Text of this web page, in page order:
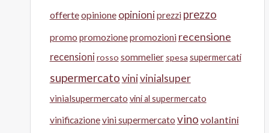
offerteopinione opinioniprezzi prezzo
promo promozionepromozioni recensione
recensioni rosso sommelier spesa supermercati
supermercatovinivinialsuper
vinialsupermercato vini al supermercato
vinificazionevini supermercato vino volantini